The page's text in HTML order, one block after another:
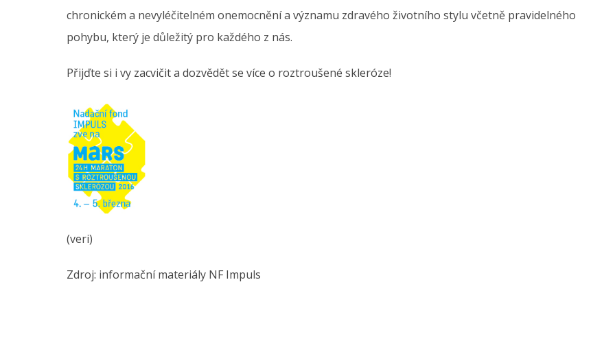
chronickém a nevyléčitelném onemocnění a významu zdravého životního stylu včetně pravidelného
pohybu, který je důležitý pro každého z nás.
Přijďte si i vy zacvičit a dozvědět se více o roztroušené skleróze!
(veri)
Zdroj: informační materiály NF Impuls